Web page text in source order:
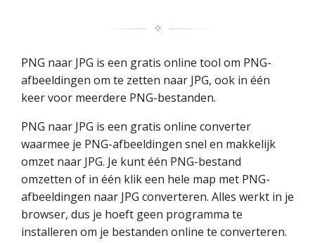
✧
PNG naar JPG is een gratis online tool om PNG-
afbeeldingen om te zetten naar JPG, ook in één
keer voor meerdere PNG-bestanden.
PNG naar JPG is een gratis online converter
waarmee je PNG-afbeeldingen snel en makkelijk
omzet naar JPG. Je kunt één PNG-bestand
omzetten of in één klik een hele map met PNG-
afbeeldingen naar JPG converteren. Alles werkt in je
browser, dus je hoeft geen programma te
installeren om je bestanden online te converteren.